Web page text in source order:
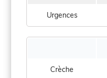
Urgences
Crèche